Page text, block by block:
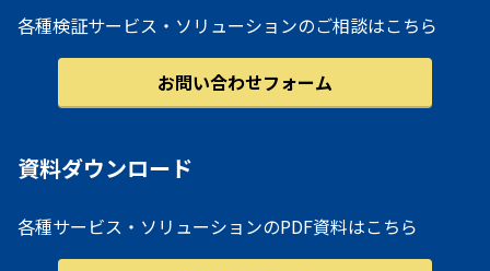
各種検証サービス・ソリューションのご相談はこちら
お問い合わせフォーム
資料ダウンロード
各種サービス・ソリューションのPDF資料はこちら